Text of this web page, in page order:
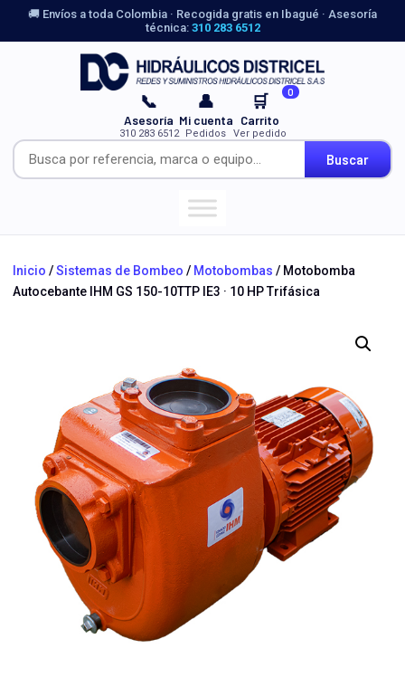
🚚 Envíos a toda Colombia · Recogida gratis en Ibagué · Asesoría
técnica: 310 283 6512
Buscar
📞
Asesoría
310 283 6512
👤
Mi cuenta
Pedidos
🛒 0
Carrito
Ver pedido
Inicio /Sistemas de Bombeo / Motobombas / Motobomba
Autocebante IHM GS 150-10TTP IE3 · 10 HP Trifásica